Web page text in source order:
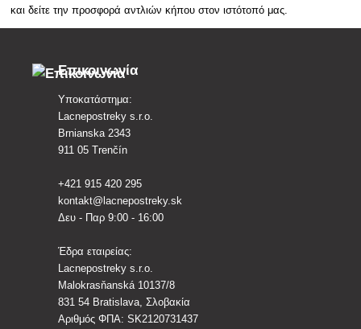
και δείτε την προσφορά αντλιών κήπου στον ιστότοπό μας.
Επικοινωνία
Υποκατάστημα:
Lacnepostreky s.r.o.
Brnianska 2343
911 05 Trenčín
+421 915 420 295
kontakt@lacnepostreky.sk
Δευ - Παρ 9:00 - 16:00
Έδρα εταιρείας:
Lacnepostreky s.r.o.
Malokrasňanská 10137/8
831 54 Bratislava, Σλοβακία
Αριθμός ΦΠΑ: SK2120731437